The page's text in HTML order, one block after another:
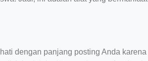
dengan panjang posting Anda karena